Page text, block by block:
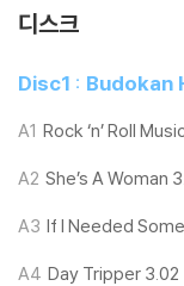
닐은 품질보증대상이 아
3) 일본 제작 LP는 대
4) 디지털 다운로드 코
※ 재생 불량
모델) 다이내믹 사운드
수 있습니다.
하니 침압 조절이 가능
디스크
Disc1 :
A1 Rock ‘n’ Roll
A2 She’s A Woman
A3 If I Needed
A4 Day Tripper 3.02